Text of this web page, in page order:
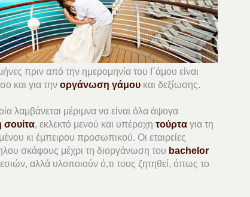
πριν από την ημερομηνία του Γάμου είναι
και για τηνοργάνωση γάμου και δεξίωσης.
λαμβάνεται μέριμνα να είναι όλα άψογα
σουίτα, εκλεκτό μενού και υπέροχητούρτα για τη
κι έμπειρου προσωπικού. Οι εταιρείες
σκάφους μέχρι τη διοργάνωση του bachelor
αλλά υλοποιούν ό,τι τους ζητηθεί, όπως το